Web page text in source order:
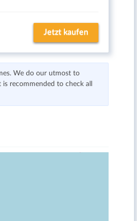
Jetzt kaufen
We do our utmost to
recommended to check all